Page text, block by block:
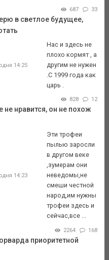
687 33
в светлое будущее,
14:25
Нас и здесь не
плохо кормят , а
другим не нужен
.С 1999 года как
царь .
828 12
нравится, он не похож
14:23
Эти трофеи
пылью заросли
в другом веке
,зумерам они
неведомы,не
смеши честной
народ,им нужны
трофеи здесь и
сейчас,все ...
2264 168
приоритетной